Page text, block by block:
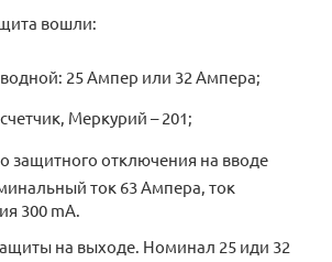
вошли:
25 Ампер или 32 Ампера;
Меркурий – 201;
защитного отключения на вводе
ток 63 Ампера, ток
300 mA.
на выходе. Номинал 25 иди 32